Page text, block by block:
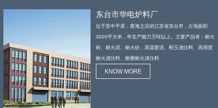
东台市华电炉料厂
位于苏中平原，黄海之滨的江苏省东台市，占地面积
3000平方米，年生产能力万吨以上。主要产品有：耐火
砖、耐火泥、耐火砂、高温胶泥、刚玉浇注料、高强度
耐火浇注料、耐磨耐火浇注料
KNOW MORE